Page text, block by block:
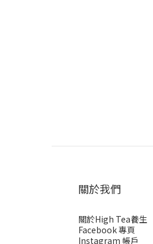
關於我們
關於High Tea養生
Facebook 專頁
Instagram 帳戶